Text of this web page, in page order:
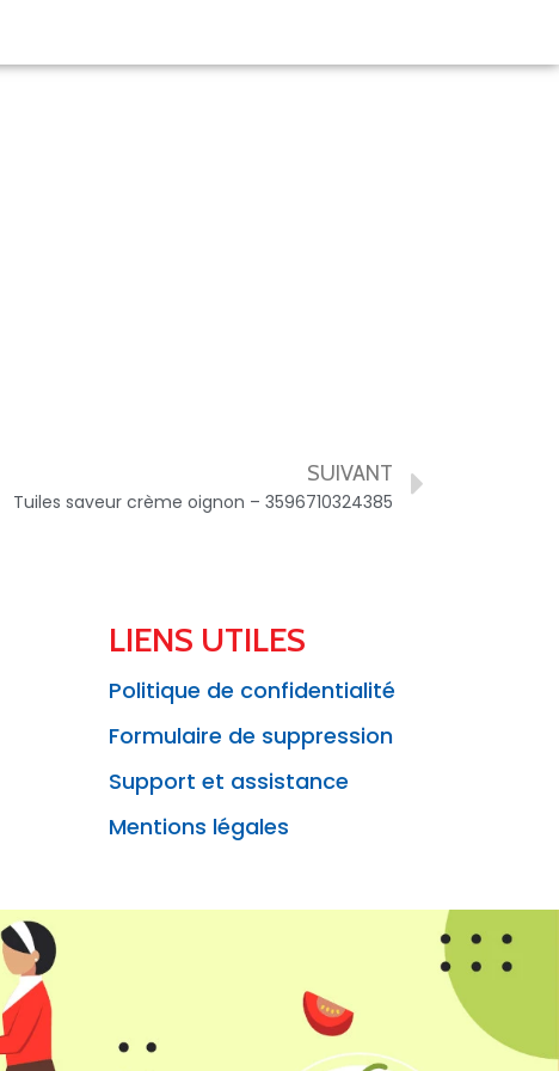
SUIVANT
Tuiles saveur crème oignon – 3596710324385
LIENS UTILES
Politique de confidentialité
Formulaire de suppression
Support et assistance
Mentions légales